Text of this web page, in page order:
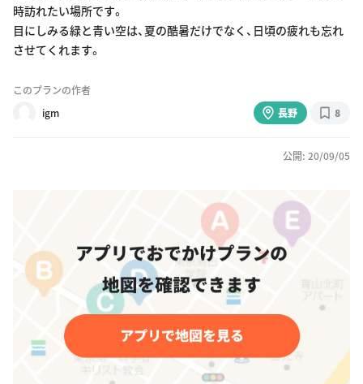
時訪れたい場所です。
目にしみる緑と青い空は、夏の酷暑だけでなく、日頃の疲れも忘れ
させてくれます。
このプランの作者
igm
長野 8
公開: 20/09/05